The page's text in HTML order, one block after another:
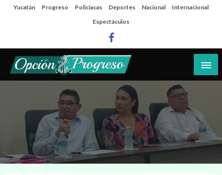
SaltaYucatán Progreso Policiacas Deportes Nacional
Internacional
Espectáculos
Las noticias del día a día del puerto